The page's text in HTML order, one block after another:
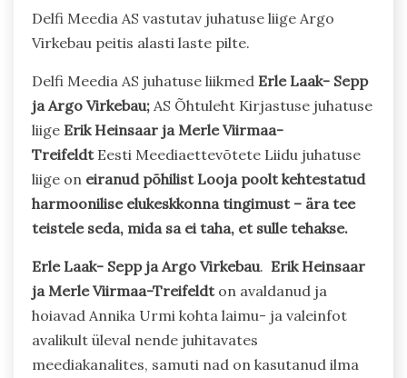
Delfi Meedia AS vastutav juhatuse liige Argo
Virkebau peitis alasti laste pilte.
Delfi Meedia AS juhatuse liikmed Erle Laak- Sepp
ja Argo Virkebau; AS Õhtuleht Kirjastuse juhatuse
liige Erik Heinsaar ja Merle Viirmaa-
TreifeldtEesti Meediaettevõtete Liidu juhatuse
liige on eiranud põhilist Looja poolt kehtestatud
harmoonilise elukeskkonna tingimust – ära tee
teistele seda, mida sa ei taha, et sulle tehakse.
Erle Laak- Sepp ja Argo Virkebau. Erik Heinsaar
ja Merle Viirmaa-Treifeldt on avaldanud ja
hoiavad Annika Urmi kohta laimu- ja valeinfot
avalikult üleval nende juhitavates
meediakanalites, samuti nad on kasutanud ilma